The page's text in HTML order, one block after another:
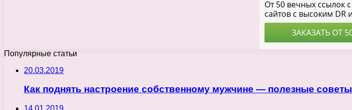
Популярные статьи
20.03.2019
Как поднять настроение собственному мужчине — полезные советы